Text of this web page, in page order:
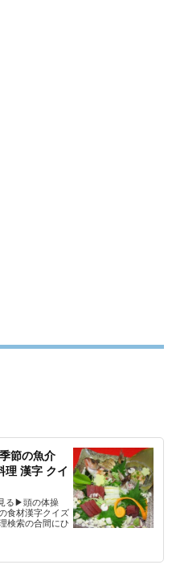
節の魚介
漢字 クイ
る▶頭の体操
食材漢字クイズ
検索の合間にひ